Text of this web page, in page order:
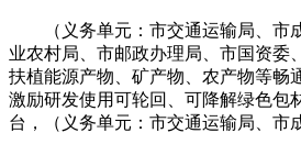
（义务单元：市交通运输局、市
业农村局、市邮政办理局、市国资委
扶植能源产物、矿产物、农产物等畅
激励研发使用可轮回、可降解绿色包
台，（义务单元：市交通运输局、市